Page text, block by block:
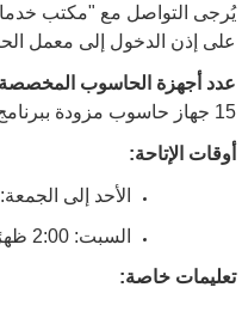
يُرجى التواصل مع "مكتب
على إذن الدخول إلى معمل
عدد أجهزة الحاسوب المخصصة
15 جهاز حاسوب مزودة
أوقات الإتاحة:
الأحد إلى الجمعة: 4:00 عصرًا – 8:00 مساءً
السبت: 2:00 ظهرًا – 8:00 مساءً
تعليمات خاصة: